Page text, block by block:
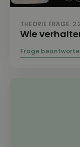
THEORIE FRAGE:
Wie